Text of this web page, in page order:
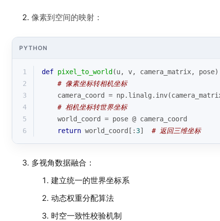
像素到空间的映射：
PYTHON
1 def pixel_to_world (u, v, camera_matrix, pose
2
# 像素坐标转相机坐标
3
camera_coord =
4
# 相机坐标转世界坐标
5
    world_coord = pose @ camera_coord
6
return world_coord[: 3] # 返回三维坐标
多视角数据融合：
建立统一的世界坐标系
动态权重分配算法
时空一致性校验机制